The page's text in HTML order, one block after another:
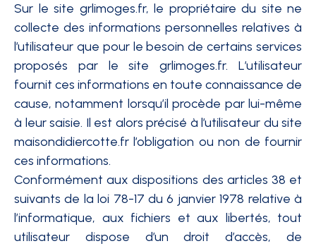
Sur le site grlimoges.fr, le propriétaire du site ne
collecte des informations personnelles relatives à
l’utilisateur que pour le besoin de certains services
proposés par le site grlimoges.fr. L’utilisateur
fournit ces informations en toute connaissance de
cause, notamment lorsqu’il procède par lui-même
à leur saisie. Il est alors précisé à l’utilisateur du site
maisondidiercotte.fr l’obligation ou non de fournir
ces informations.
Conformément aux dispositions des articles 38 et
suivants de la loi 78-17 du 6 janvier 1978 relative à
l’informatique, aux fichiers et aux libertés, tout
utilisateur dispose d’un droit d’accès, de